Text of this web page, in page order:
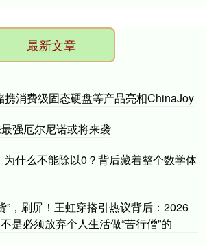
最新文章
携消费级固态硬盘等产品亮相ChinaJoy
强厄尔尼诺或将来袭
什么不能除以0？背后藏着整个数学体
”，刷屏！王虹穿搭引热议背后：2026
是必须放弃个人生活做“苦行僧”的